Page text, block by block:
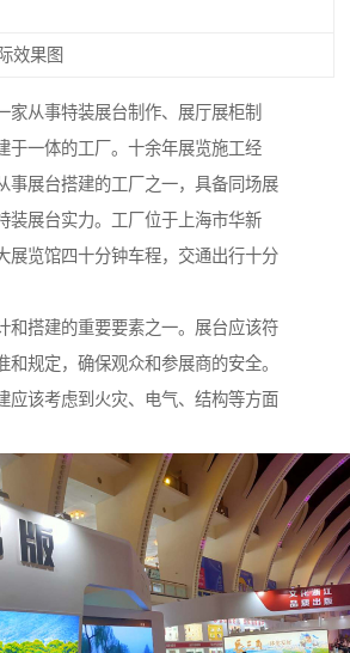
效果图
家从事特装展台制作、展厅展柜制
于一体的工厂。十余年展览施工经
事展台搭建的工厂之一，具备同场展
装展台实力。工厂位于上海市华新
展览馆四十分钟车程，交通出行十分
和搭建的重要要素之一。展台应该符
和规定，确保观众和参展商的安全。
应该考虑到火灾、电气、结构等方面